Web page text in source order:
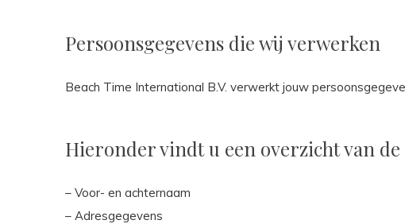
Persoonsgegevens die wij verwerken
Beach Time International B.V. verwerkt jouw
Hieronder vindt u een overzicht van
– Voor- en achternaam
– Adresgegevens